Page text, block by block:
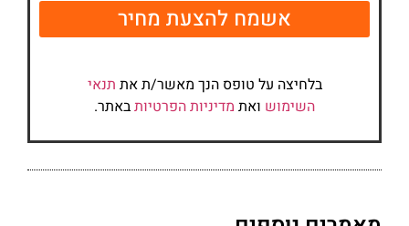
אשמח להצעת מחיר
בלחיצה על טופס הנך מאשר/ת את תנאי
השימוש ואת מדיניות הפרטיותבאתר.